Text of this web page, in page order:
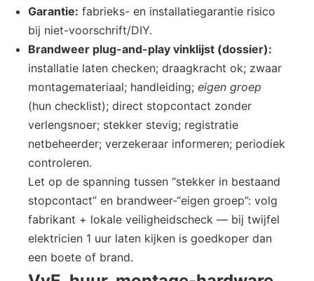
Garantie: fabrieks- en installatiegarantie risico
bij niet-voorschrift/DIY.
Brandweer plug-and-play vinklijst (dossier):
installatie laten checken; draagkracht ok; zwaar
montagemateriaal; handleiding; eigen groep
(hun checklist); direct stopcontact zonder
verlengsnoer; stekker stevig; registratie
netbeheerder; verzekeraar informeren; periodiek
controleren.
Let op de spanning tussen “stekker in bestaand
stopcontact” en brandweer-“eigen groep”: volg
fabrikant + lokale veiligheidscheck — bij twijfel
elektricien 1 uur laten kijken is goedkoper dan
een boete of brand.